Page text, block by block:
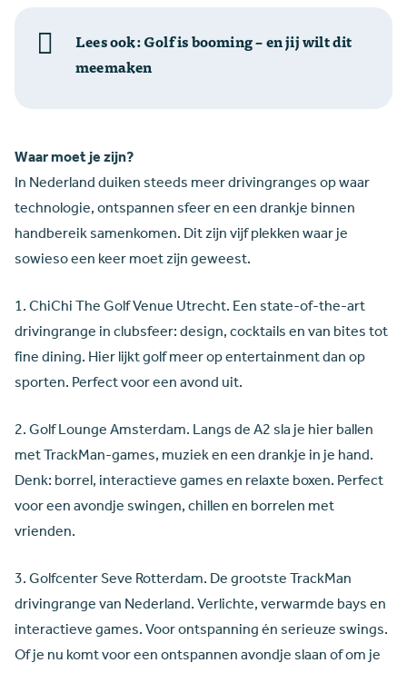
Lees ook: Golf is booming – en jij wilt dit
meemaken
Waar moet je zijn?
In Nederland duiken steeds meer drivingranges op waar
technologie, ontspannen sfeer en een drankje binnen
handbereik samenkomen. Dit zijn vijf plekken waar je
sowieso een keer moet zijn geweest.
1. ChiChi The Golf Venue Utrecht. Een state-of-the-art
drivingrange in clubsfeer: design, cocktails en van bites tot
fine dining. Hier lijkt golf meer op entertainment dan op
sporten. Perfect voor een avond uit.
2. Golf Lounge Amsterdam. Langs de A2 sla je hier ballen
met TrackMan-games, muziek en een drankje in je hand.
Denk: borrel, interactieve games en relaxte boxen. Perfect
voor een avondje swingen, chillen en borrelen met
vrienden.
3. Golfcenter Seve Rotterdam. De grootste TrackMan
drivingrange van Nederland. Verlichte, verwarmde bays en
interactieve games. Voor ontspanning én serieuze swings.
Of je nu komt voor een ontspannen avondje slaan of om je